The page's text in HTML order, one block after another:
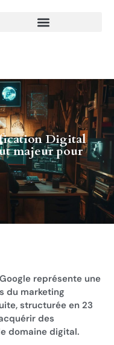
Digital
majeur pour
représente une
du marketing
structurée en 23
des
domaine digital.